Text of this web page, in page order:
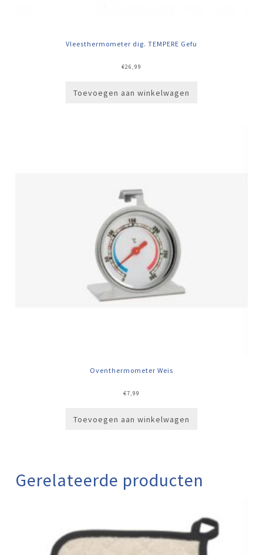
Vleesthermometer dig. TEMPERE Gefu
€26,99
Toevoegen aan winkelwagen
Oventhermometer Weis
€7,99
Toevoegen aan winkelwagen
Gerelateerde producten